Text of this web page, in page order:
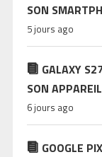
SON
5 jours ago
GALAXY
SON
6 jours ago
GOOGLE